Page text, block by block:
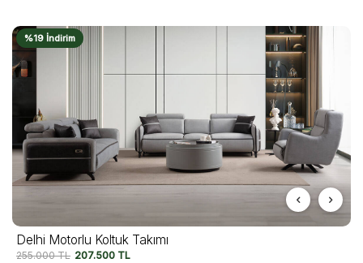
%19 İndirim
Delhi Motorlu Koltuk Takımı
255.000TL 207.500 TL